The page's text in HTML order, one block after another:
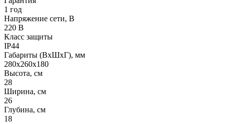
1 год
Напряжение сети, В
220 В
Класс защиты
IP44
Габариты (ВхШхГ), мм
280х260х180
Высота, см
28
Ширина, см
26
Глубина, см
18